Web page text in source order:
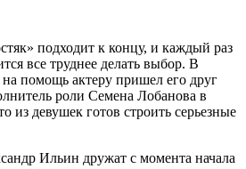
подходит к концу, и каждый раз
все труднее делать выбор. В
помощь актеру пришел его друг
роли Семена Лобанова в
из девушек готов строить серьезные
Ильин дружат с момента начала